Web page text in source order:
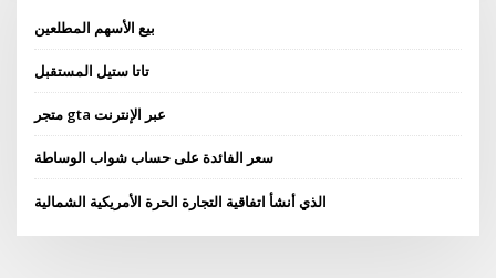
بيع الأسهم المطلعين
تاتا ستيل المستقبل
متجر gta عبر الإنترنت
سعر الفائدة على حساب شواب الوساطة
الذي أنشأ اتفاقية التجارة الحرة الأمريكية الشمالية